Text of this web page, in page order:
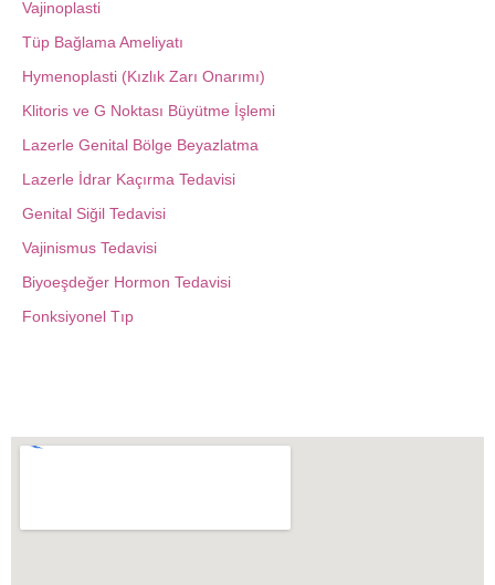
Vajinoplasti
Tüp Bağlama Ameliyatı
Hymenoplasti (Kızlık Zarı Onarımı)
Klitoris ve G Noktası Büyütme İşlemi
Lazerle Genital Bölge Beyazlatma
Lazerle İdrar Kaçırma Tedavisi
Genital Siğil Tedavisi
Vajinismus Tedavisi
Biyoeşdeğer Hormon Tedavisi
Fonksiyonel Tıp